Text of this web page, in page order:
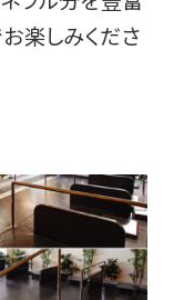
楽しみくださ